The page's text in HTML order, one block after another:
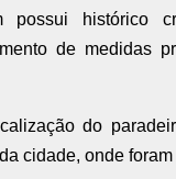
possui histórico
de medidas
do
cidade, onde